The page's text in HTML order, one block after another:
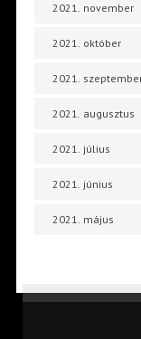
2021. november
2021. október
2021.
2021. augusztus
2021. július
2021. június
2021. május